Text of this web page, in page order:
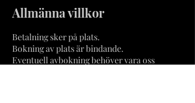
Allmänna villkor
Betalning sker på plats.
Bokning av plats är bindande.
Eventuell avbokning behöver vara oss